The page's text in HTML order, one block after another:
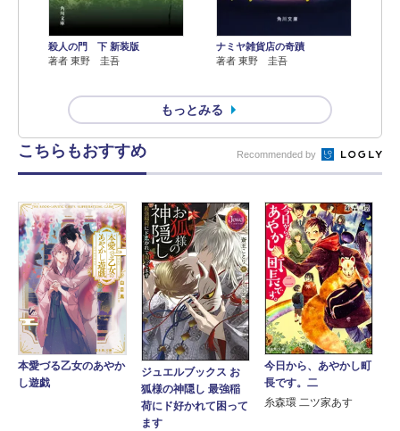
殺人の門 下 新装版
著者 東野 圭吾
ナミヤ雑貨店の奇蹟
著者 東野 圭吾
もっとみる
こちらもおすすめ Recommended by
本愛づる乙女のあやか
し遊戯
ジュエルブックス お
狐様の神隠し 最強稲
荷にド好かれて困って
ます
今日から、あやかし町
長です。二
糸森環 二ツ家あす